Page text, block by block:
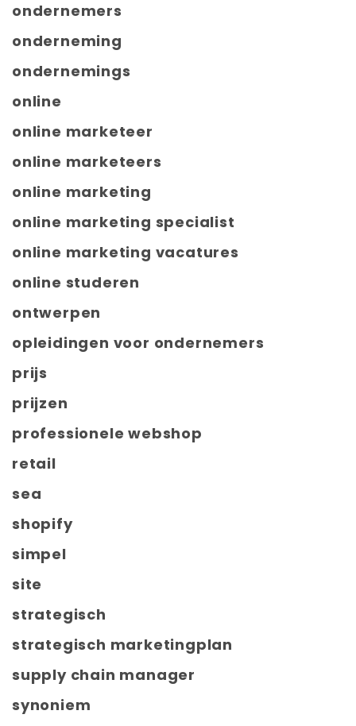
ondernemers
onderneming
ondernemings
online
online marketeer
online marketeers
online marketing
online marketing specialist
online marketing vacatures
online studeren
ontwerpen
opleidingen voor ondernemers
prijs
prijzen
professionele webshop
retail
sea
shopify
simpel
site
strategisch
strategisch marketingplan
supply chain manager
synoniem